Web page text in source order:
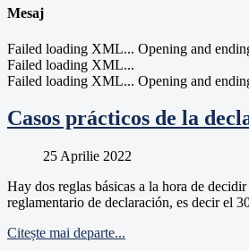
Mesaj
Failed loading XML... Opening and
Failed loading XML...
Failed loading XML... Opening and
Casos prácticos de la
25 Aprilie 2022
Hay dos reglas básicas a la hora de
reglamentario de declaración, es decir el
Citește mai departe...